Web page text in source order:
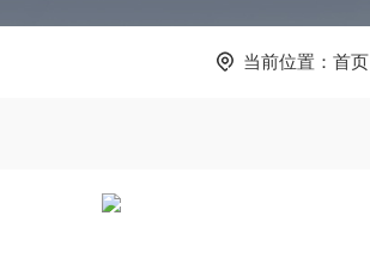
当前位置： 首页